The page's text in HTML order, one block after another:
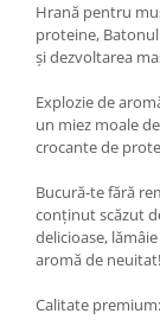
Swanson
Under Armour
Vitargo
Weider
Hrană pentru
proteine,
și dezvoltarea
Explozie de
un miez moale
crocante de
Bucură-te fără
conținut scăzut
delicioase,
aromă de neuitat!
Calitate